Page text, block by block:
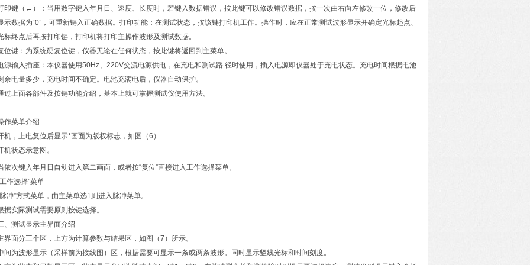
印键（←）：当用数字键入年月日、速度、长度时，若键入数据错误，按此键可以修改错误数据，按一次由右向左修改一位，修改后
示数据为“0”，可重新键入正确数据。打印功能：在测试状态，按该键打印机工作。操作时，应在正常测试波形显示并确定光标起点、
标终点后再按打印键，打印机将打印主操作波形及测试数据。
位键：为系统硬复位键，仪器无论在任何状态，按此键将返回到主菜单。
源输入插座：本仪器使用50Hz、220V交流电源供电，在充电和测试路 径时使用，插入电源即仪器处于充电状态。充电时间根据电池
余电量多少，充电时间不确定。电池充满电后，仪器自动保护。
过上面各部件及按键功能介绍，基本上就可掌握测试仪使用方法。
作菜单介绍
机，上电复位后显示*画面为版权标志，如图（6）
机状态示意图。
依次键入年月日自动进入第二画面，或者按“复位”直接进入工作选择菜单。
作选择”菜单
冲”方式菜单，由主菜单选1则进入脉冲菜单。
据实际测试需要原则按键选择。
、测试显示主界面介绍
界面分三个区，上方为计算参数与结果区，如图（7）所示。
间为波形显示（采样前为接线图）区，根据需要可显示一条或两条波形。同时显示竖线光标和时间刻度。